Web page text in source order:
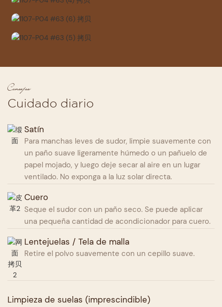
Consejos
Cuidado diario
Satín
Para manchas leves de sudor, limpie suavemente con
un paño suave ligeramente húmedo o un pañuelo de
papel mojado, y luego deje secar al aire en un lugar
ventilado. No exponga a la luz solar directa.
Cuero
Seque el sudor con un paño seco. Se puede aplicar
una pequeña cantidad de acondicionador para cuero.
Lentejuelas / Tela de malla
Retire el polvo suavemente con un cepillo suave.
Limpieza de suelas (imprescindible)